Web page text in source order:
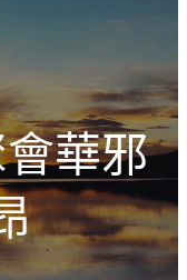
華邪